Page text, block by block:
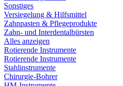
Sonstiges
Versiegelung & Hilfsmittel
Zahnpasten & Pflegeprodukte
Zahn- und Interdentalbürsten
Alles anzeigen
Rotierende Instrumente
Rotierende Instrumente
Stahlinstrumente
Chirurgie-Bohrer